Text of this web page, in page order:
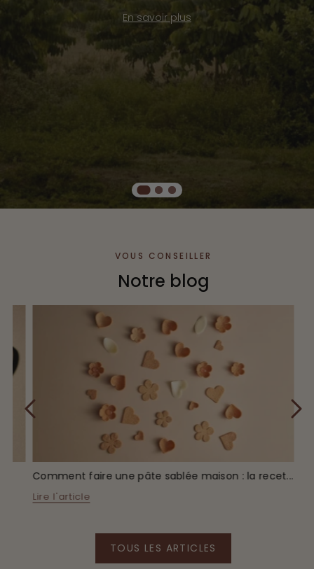
En savoir plus
VOUS CONSEILLER
Notre blog
Comment faire une pâte sablée maison : la recet...
Lire l'article
Diapositiveprécédente
TOUS LES ARTICLES